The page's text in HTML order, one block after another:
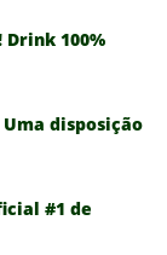
100%
disposição
#1 de